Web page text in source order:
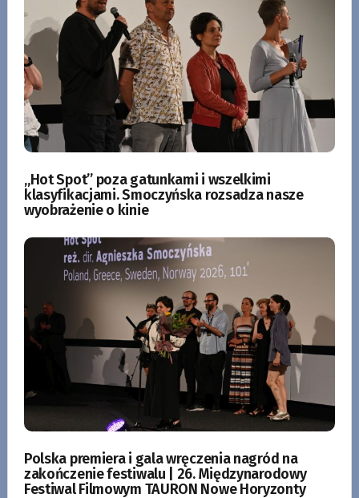
„Hot Spot” poza gatunkami i wszelkimi
klasyfikacjami. Smoczyńska rozsadza nasze
wyobrażenie o kinie
Polska premiera i gala wręczenia nagród na
zakończenie festiwalu | 26. Międzynarodowy
Festiwal Filmowym TAURON Nowe Horyzonty